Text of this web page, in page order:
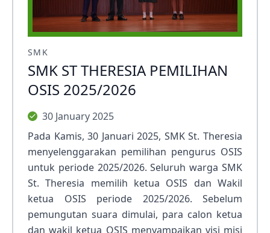
SMK
SMK ST THERESIA PEMILIHAN
OSIS 2025/2026
30 January 2025
Pada Kamis, 30 Januari 2025, SMK St. Theresia
menyelenggarakan pemilihan pengurus OSIS
untuk periode 2025/2026. Seluruh warga SMK
St. Theresia memilih ketua OSIS dan Wakil
ketua OSIS periode 2025/2026. Sebelum
pemungutan suara dimulai, para calon ketua
dan wakil ketua OSIS menyampaikan visi misi